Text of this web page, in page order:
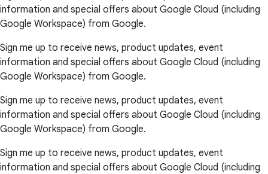
information and special offers about Google Cloud (including
Google Workspace) from Google.
Sign me up to receive news, product updates, event
information and special offers about Google Cloud (including
Google Workspace) from Google.
Sign me up to receive news, product updates, event
information and special offers about Google Cloud (including
Google Workspace) from Google.
Sign me up to receive news, product updates, event
information and special offers about Google Cloud (including